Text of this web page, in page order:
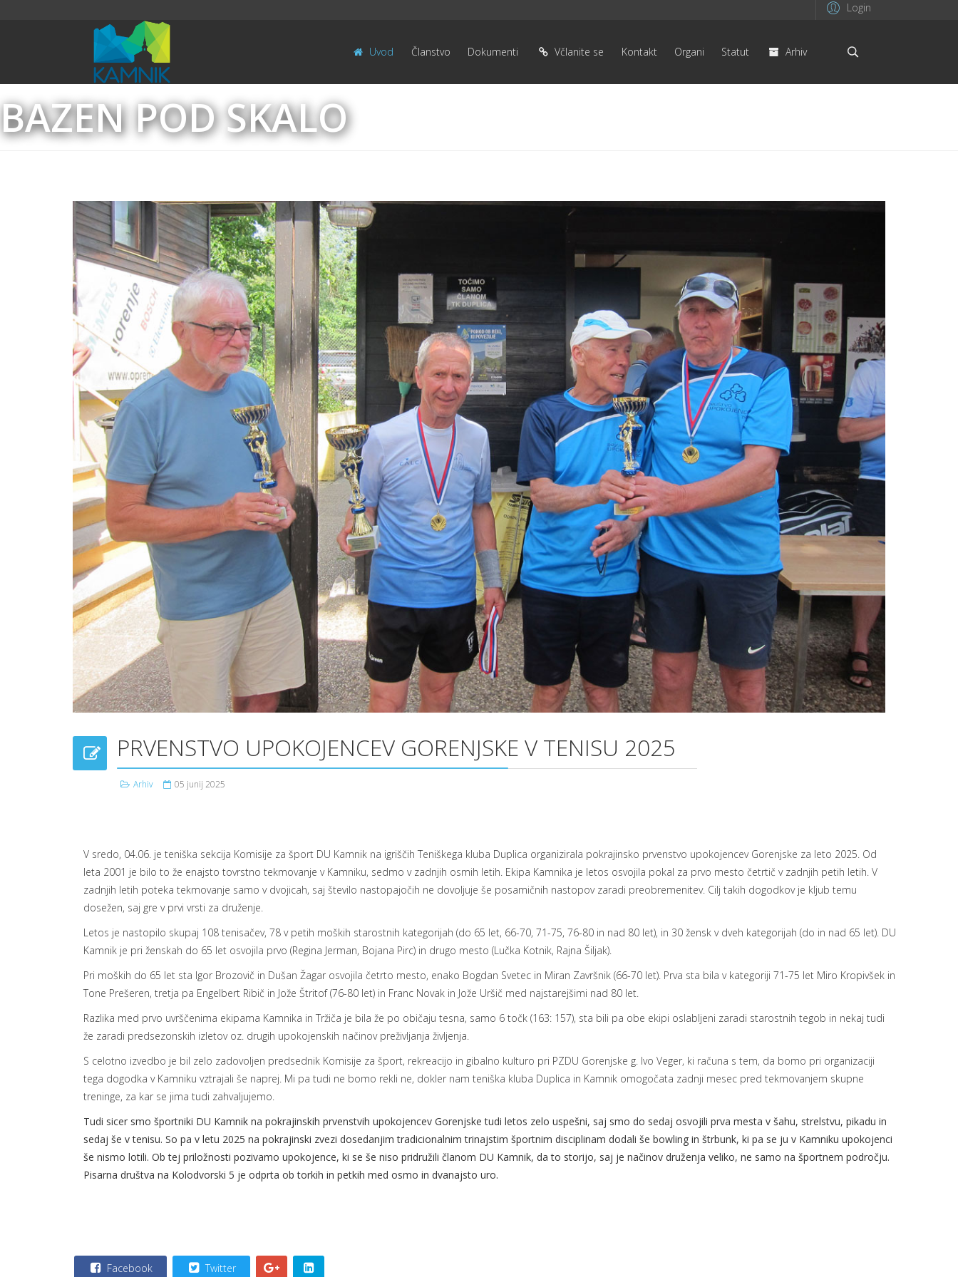
Login
Uvod Članstvo Dokumenti Včlanite se Kontakt Organi Statut Arhiv
BAZEN POD SKALO
PRVENSTVO UPOKOJENCEV GORENJSKE V TENISU 2025
Arhiv 05 junij 2025
V sredo, 04.06. je teniška sekcija Komisije za šport DU Kamnik na igriščih Teniškega kluba Duplica organizirala pokrajinsko prvenstvo upokojencev Gorenjske za leto 2025. Od
leta 2001 je bilo to že enajsto tovrstno tekmovanje v Kamniku, sedmo v zadnjih osmih letih. Ekipa Kamnika je letos osvojila pokal za prvo mesto četrtič v zadnjih petih letih. V
zadnjih letih poteka tekmovanje samo v dvojicah, saj število nastopajočih ne dovoljuje še posamičnih nastopov zaradi preobremenitev. Cilj takih dogodkov je kljub temu
dosežen, saj gre v prvi vrsti za druženje.
Letos je nastopilo skupaj 108 tenisačev, 78 v petih moških starostnih kategorijah (do 65 let, 66-70, 71-75, 76-80 in nad 80 let), in 30 žensk v dveh kategorijah (do in nad 65 let). DU
Kamnik je pri ženskah do 65 let osvojila prvo (Regina Jerman, Bojana Pirc) in drugo mesto (Lučka Kotnik, Rajna Šiljak).
Pri moških do 65 let sta Igor Brozovič in Dušan Žagar osvojila četrto mesto, enako Bogdan Svetec in Miran Završnik (66-70 let). Prva sta bila v kategoriji 71-75 let Miro Kropivšek in
Tone Prešeren, tretja pa Engelbert Ribič in Jože Štritof (76-80 let) in Franc Novak in Jože Uršič med najstarejšimi nad 80 let.
Razlika med prvo uvrščenima ekipama Kamnika in Tržiča je bila že po običaju tesna, samo 6 točk (163: 157), sta bili pa obe ekipi oslabljeni zaradi starostnih tegob in nekaj tudi
že zaradi predsezonskih izletov oz. drugih upokojenskih načinov preživljanja življenja.
S celotno izvedbo je bil zelo zadovoljen predsednik Komisije za šport, rekreacijo in gibalno kulturo pri PZDU Gorenjske g. Ivo Veger, ki računa s tem, da bomo pri organizaciji
tega dogodka v Kamniku vztrajali še naprej. Mi pa tudi ne bomo rekli ne, dokler nam teniška kluba Duplica in Kamnik omogočata zadnji mesec pred tekmovanjem skupne
treninge, za kar se jima tudi zahvaljujemo.
Tudi sicer smo športniki DU Kamnik na pokrajinskih prvenstvih upokojencev Gorenjske tudi letos zelo uspešni, saj smo do sedaj osvojili prva mesta v šahu, strelstvu, pikadu in
sedaj še v tenisu. So pa v letu 2025 na pokrajinski zvezi dosedanjim tradicionalnim trinajstim športnim disciplinam dodali še bowling in štrbunk, ki pa se ju v Kamniku upokojenci
še nismo lotili. Ob tej priložnosti pozivamo upokojence, ki se še niso pridružili članom DU Kamnik, da to storijo, saj je načinov druženja veliko, ne samo na športnem področju.
Pisarna društva na Kolodvorski 5 je odprta ob torkih in petkih med osmo in dvanajsto uro.
Facebook Twitter